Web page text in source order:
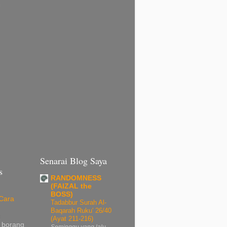
Senarai Blog Saya
RANDOMNESS
(FAIZAL the
BOSS)
Tadabbur Surah Al-
Baqarah Ruku' 26/40
(Ayat 211-216)